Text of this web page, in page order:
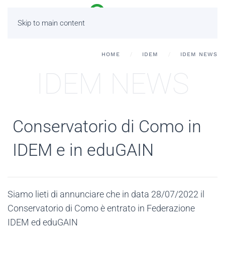
Skip to main content
HOME IDEM IDEM NEWS
IDEM NEWS
Conservatorio di Como in
IDEM e in eduGAIN
Siamo lieti di annunciare che in data 28/07/2022 il
Conservatorio di Como è entrato in Federazione
IDEM ed eduGAIN